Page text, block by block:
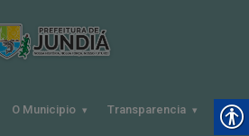
O Municipio Transparencia